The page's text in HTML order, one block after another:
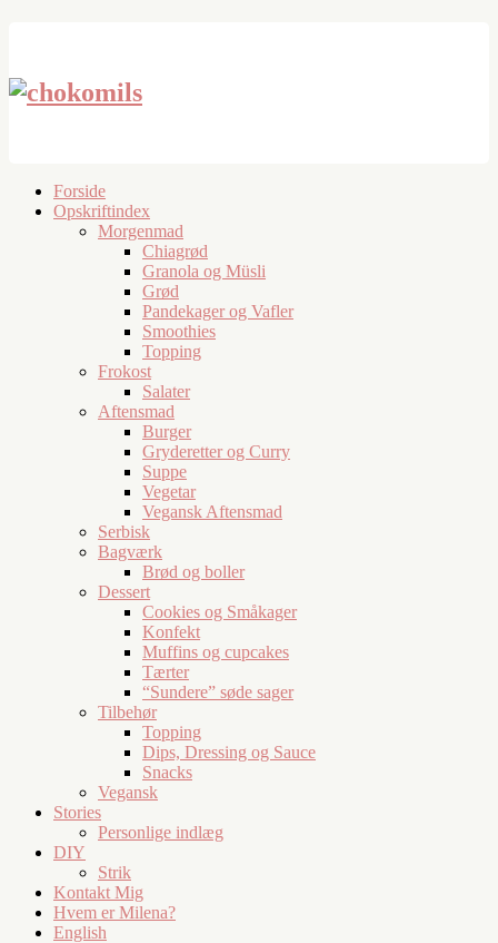
Forside
Opskriftindex
Morgenmad
Chiagrød
Granola og Müsli
Grød
Pandekager og Vafler
Smoothies
Topping
Frokost
Salater
Aftensmad
Burger
Gryderetter og Curry
Suppe
Vegetar
Vegansk Aftensmad
Serbisk
Bagværk
Brød og boller
Dessert
Cookies og Småkager
Konfekt
Muffins og cupcakes
Tærter
“Sundere” søde sager
Tilbehør
Topping
Dips, Dressing og Sauce
Snacks
Vegansk
Stories
Personlige indlæg
DIY
Strik
Kontakt Mig
Hvem er Milena?
English